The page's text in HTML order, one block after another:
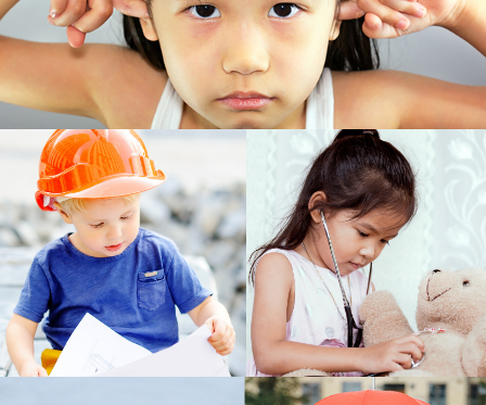
Kind Stufe für Stufe bewältigen muss und will, und wie Sie es dabei
unterstützen können.
Familie und Karriere
Unser Leben mit Kindern, als Eltern, ist untrennbar verbunden mit unserem
Berufsleben. Lust und Verantwortung der Eltern-Rolle geraten zuweilen in
Konflikt mit dem Wunsch nach beruflicher Weiterentwicklung. So gibt es immer
wieder Anlass zu prüfen: Welchen Platz nehme ich in der Arbeitswelt ein, und
welchen Platz nimmt die Arbeit in meinem Leben ein?
WEITER